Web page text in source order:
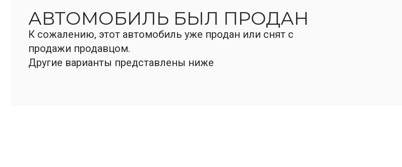
АВТОМОБИЛЬ БЫЛ ПРОДАН
К сожалению, этот автомобиль уже продан или снят с
продажи продавцом.
Другие варианты представлены ниже